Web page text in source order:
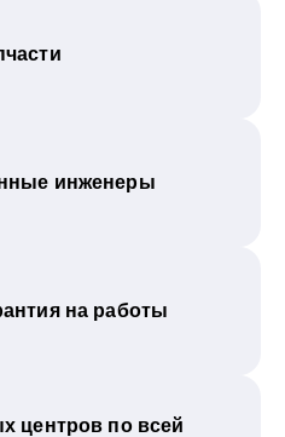
инженеры
на работы
центров по всей